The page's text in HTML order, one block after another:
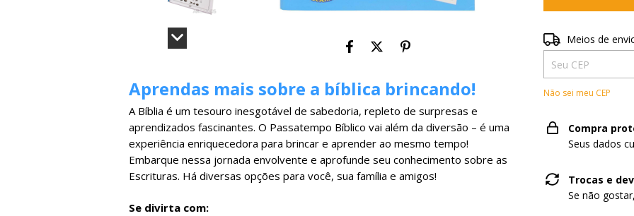
Aprendas mais sobre a bíblica brincando!
A Bíblia é um tesouro inesgotável de sabedoria, repleto de surpresas e
aprendizados fascinantes. O Passatempo Bíblico vai além da diversão – é uma
experiência enriquecedora para brincar e aprender ao mesmo tempo!
Embarque nessa jornada envolvente e aprofunde seu conhecimento sobre as
Escrituras. Há diversas opções para você, sua família e amigos!
Se divirta com:
Entregas para o
Meios de
Não sei meu CEP
Compra
Seus dados
Trocas e
Se não